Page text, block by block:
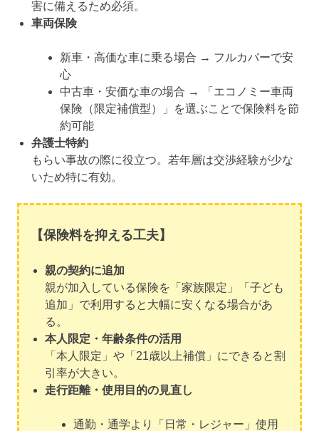
害に備えるため必須。
車両保険
新車・高価な車に乗る場合 → フルカバーで安
心
中古車・安価な車の場合 → 「エコノミー車両
保険（限定補償型）」を選ぶことで保険料を節
約可能
弁護士特約
もらい事故の際に役立つ。若年層は交渉経験が少な
いため特に有効。
【保険料を抑える工夫】
親の契約に追加
親が加入している保険を「家族限定」「子ども
追加」で利用すると大幅に安くなる場合があ
る。
本人限定・年齢条件の活用
「本人限定」や「21歳以上補償」にできると割
引率が大きい。
走行距離・使用目的の見直し
通勤・通学より「日常・レジャー」使用